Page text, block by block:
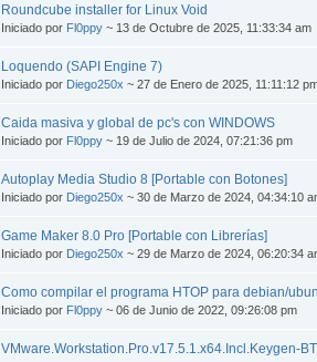
Roundcube installer for Linux Void
Iniciado por Fl0ppy ~ 13 de Octubre de 2025, 11:33:34 am
Loquendo (SAPI Engine 7)
Iniciado por Diego250x ~ 27 de Enero de 2025, 11:11:12
Caida masiva y global de pc's con WINDOWS
Iniciado por Fl0ppy ~ 19 de Julio de 2024, 07:21:36 pm
Autoplay Media Studio 8 [Portable con Botones]
Iniciado por Diego250x ~ 30 de Marzo de 2024, 04:34:10
Game Maker 8.0 Pro [Portable con Librerías]
Iniciado por Diego250x ~ 29 de Marzo de 2024, 06:20:34
Como compilar el programa HTOP para debian/
Iniciado por Fl0ppy ~ 06 de Junio de 2022, 09:26:08 pm
VMware.Workstation.Pro.v17.5.1.x64.Incl.Keygen-